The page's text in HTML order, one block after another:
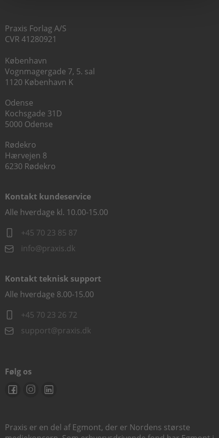
Praxis Forlag A/S
CVR 41280921
København
Vognmagergade 7, 5. sal
1120 København K
Odense
Kochsgade 31D
5000 Odense
Rødekro
Hærvejen 8
6230 Rødekro
Kontakt kundeservice
Alle hverdage kl. 10.00-15.00
+45 70 23 85 87
info@praxis.dk
Kontakt teknisk support
Alle hverdage 8.00-15.00
+45 70 23 26 72
support@praxis.dk
Følg os
Praxis er en del af Egmont, der er Nordens største